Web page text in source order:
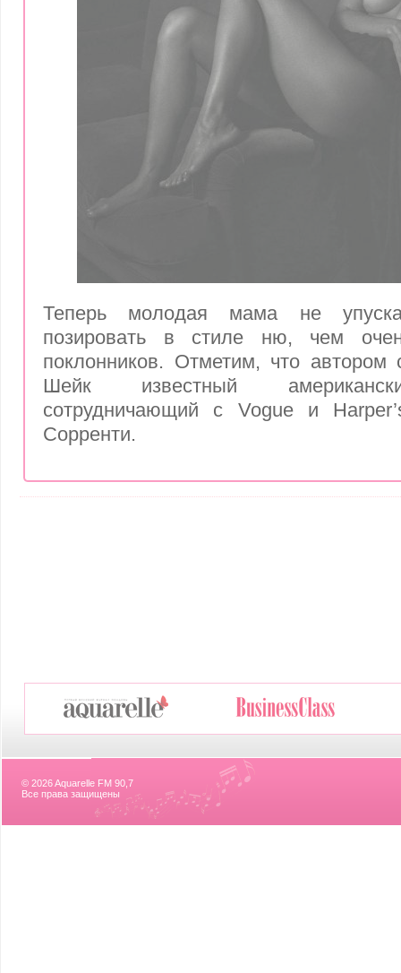
Теперь молодая мама не
позировать в стиле ню, чем
поклонников. Отметим, что автором
Шейк известный
сотрудничающий с Vogue и
Сорренти.
© 2026 Aquarelle FM 90,7
Все права защищены